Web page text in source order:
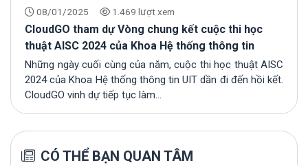
08/01/2025 1.469 lượt xem
CloudGO tham dự Vòng chung kết cuộc thi học
thuật AISC 2024 của Khoa Hệ thống thông tin
Những ngày cuối cùng của năm, cuộc thi học thuật AISC
2024 của Khoa Hệ thống thông tin UIT dần đi đến hồi kết.
CloudGO vinh dự tiếp tục làm...
CÓ THỂ BẠN QUAN TÂM